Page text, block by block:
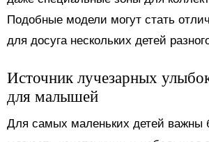
Подобные модели могут стать
для досуга нескольких детей
Источник лучезарных
для малышей
Для самых маленьких детей важны